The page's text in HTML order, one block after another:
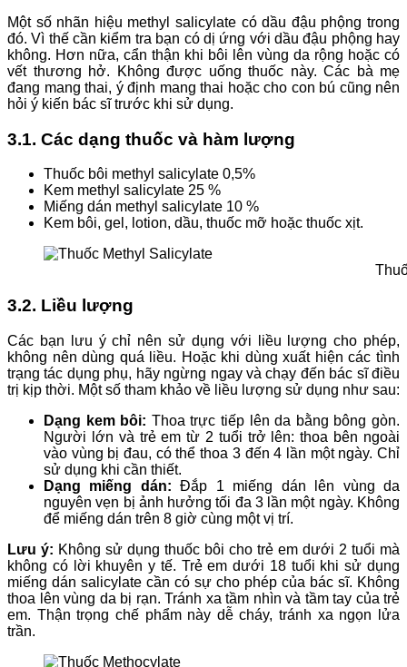
Một số nhãn hiệu methyl salicylate có dầu đậu phộng trong
đó. Vì thế cần kiểm tra bạn có dị ứng với dầu đậu phộng hay
không. Hơn nữa, cẩn thận khi bôi lên vùng da rộng hoặc có
vết thương hở. Không được uống thuốc này. Các bà mẹ
đang mang thai, ý định mang thai hoặc cho con bú cũng nên
hỏi ý kiến bác sĩ trước khi sử dụng.
3.1. Các dạng thuốc và hàm lượng
Thuốc bôi methyl salicylate 0,5%
Kem methyl salicylate 25 %
Miếng dán methyl salicylate 10 %
Kem bôi, gel, lotion, dầu, thuốc mỡ hoặc thuốc xịt.
3.2. Liều lượng
Các bạn lưu ý chỉ nên sử dụng với liều lượng cho phép,
không nên dùng quá liều. Hoặc khi dùng xuất hiện các tình
trạng tác dụng phụ, hãy ngừng ngay và chạy đến bác sĩ điều
trị kịp thời. Một số tham khảo về liều lượng sử dụng như sau:
Dạng kem bôi: Thoa trực tiếp lên da bằng bông gòn.
Người lớn và trẻ em từ 2 tuổi trở lên: thoa bên ngoài
vào vùng bị đau, có thể thoa 3 đến 4 lần một ngày. Chỉ
sử dụng khi cần thiết.
Dạng miếng dán: Đắp 1 miếng dán lên vùng da
nguyên vẹn bị ảnh hưởng tối đa 3 lần một ngày. Không
để miếng dán trên 8 giờ cùng một vị trí.
Lưu ý: Không sử dụng thuốc bôi cho trẻ em dưới 2 tuổi mà
không có lời khuyên y tế. Trẻ em dưới 18 tuổi khi sử dụng
miếng dán salicylate cần có sự cho phép của bác sĩ. Không
thoa lên vùng da bị rạn. Tránh xa tầm nhìn và tầm tay của trẻ
em. Thận trọng chế phẩm này dễ cháy, tránh xa ngọn lửa
trần.